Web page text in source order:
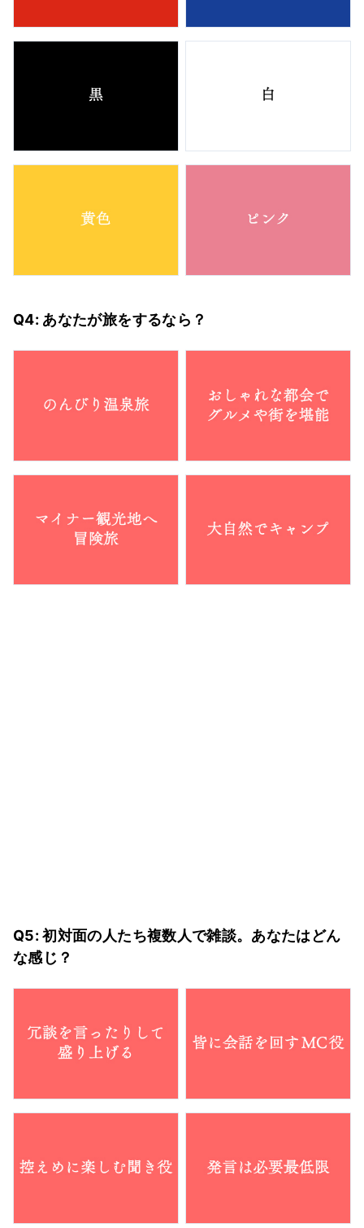
Q4: あなたが旅をするなら？
Q5: 初対面の人たち複数人で雑談。あなたはどん
な感じ？